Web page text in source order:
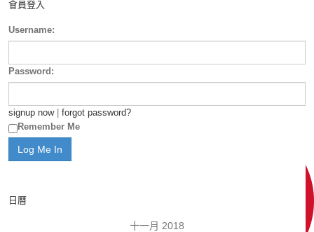
會員登入
Username:
Password:
signup now| forgot password?
Remember Me
日曆
十一月 2018